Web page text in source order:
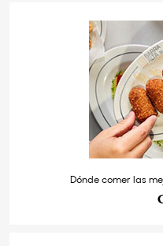
Dónde comer las